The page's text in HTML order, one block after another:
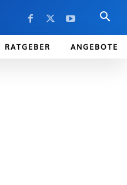
RATGEBER ANGEBOTE